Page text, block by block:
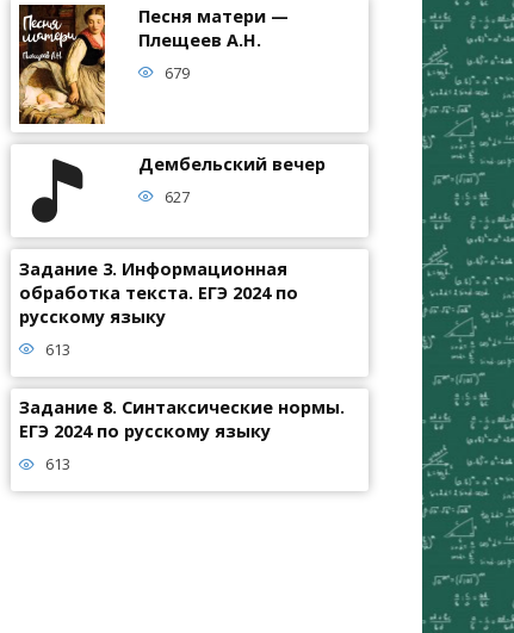
Песня матери —
Плещеев А.Н.
679
Дембельский вечер
627
Задание 3. Информационная
обработка текста. ЕГЭ 2024 по
русскому языку
613
Задание 8. Синтаксические нормы.
ЕГЭ 2024 по русскому языку
613